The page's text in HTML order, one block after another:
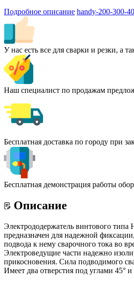
Подробное описание handy-200-300-
У нас есть все для сварки и резки, а
Наш специалист по продажам
Бесплатная доставка по городу при
Бесплатная демонстрация работы
Описание
Электрододержатель винтового типа
предназначен для надежной
подвода к нему сварочного тока во
Электроведущие части надежно
прикосновения. Сила подводимого
Имеет два отверстия под углами 45° и